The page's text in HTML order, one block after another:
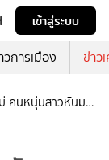
เข้าสู่ระบบ
วการเมือง ข่าว
ม่ คนหนุ่มสาวหันมา